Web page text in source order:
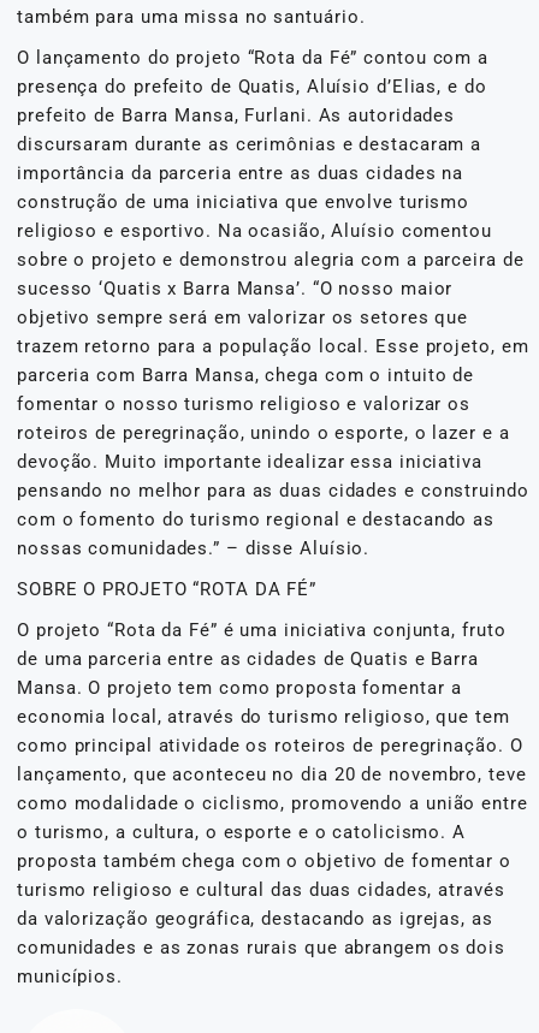
também para uma missa no santuário.
O lançamento do projeto “Rota da Fé” contou com a
presença do prefeito de Quatis, Aluísio d’Elias, e do
prefeito de Barra Mansa, Furlani. As autoridades
discursaram durante as cerimônias e destacaram a
importância da parceria entre as duas cidades na
construção de uma iniciativa que envolve turismo
religioso e esportivo. Na ocasião, Aluísio comentou
sobre o projeto e demonstrou alegria com a parceira de
sucesso ‘Quatis x Barra Mansa’. “O nosso maior
objetivo sempre será em valorizar os setores que
trazem retorno para a população local. Esse projeto, em
parceria com Barra Mansa, chega com o intuito de
fomentar o nosso turismo religioso e valorizar os
roteiros de peregrinação, unindo o esporte, o lazer e a
devoção. Muito importante idealizar essa iniciativa
pensando no melhor para as duas cidades e construindo
com o fomento do turismo regional e destacando as
nossas comunidades.” – disse Aluísio.
SOBRE O PROJETO “ROTA DA FÉ”
O projeto “Rota da Fé” é uma iniciativa conjunta, fruto
de uma parceria entre as cidades de Quatis e Barra
Mansa. O projeto tem como proposta fomentar a
economia local, através do turismo religioso, que tem
como principal atividade os roteiros de peregrinação. O
lançamento, que aconteceu no dia 20 de novembro, teve
como modalidade o ciclismo, promovendo a união entre
o turismo, a cultura, o esporte e o catolicismo. A
proposta também chega com o objetivo de fomentar o
turismo religioso e cultural das duas cidades, através
da valorização geográfica, destacando as igrejas, as
comunidades e as zonas rurais que abrangem os dois
municípios.